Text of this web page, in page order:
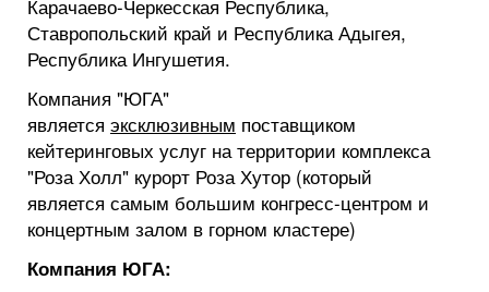
Карачаево-Черкесская Республика,
Ставропольский край и Республика Адыгея,
Республика Ингушетия.
Компания "ЮГА"
является эксклюзивным поставщиком
кейтеринговых услуг на территории комплекса
"Роза Холл" курорт Роза Хутор (который
является самым большим конгресс-центром и
концертным залом в горном кластере)
Компания ЮГА: